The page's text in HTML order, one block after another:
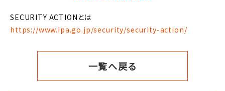
SECURITY ACTIONとは
https://www.ipa.go.jp/security/security-action/
一覧へ戻る